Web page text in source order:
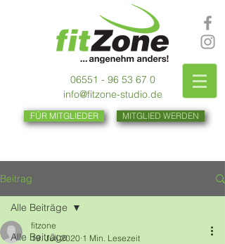
06551 - 96 53 67 0
info@fitzone-studio.de
FÜR MITGLIEDER MITGLIED WERDEN
Beitrag
Alle Beiträge
Alle Beiträge
fitzone
19. Juli 2020 1 Min. Lesezeit